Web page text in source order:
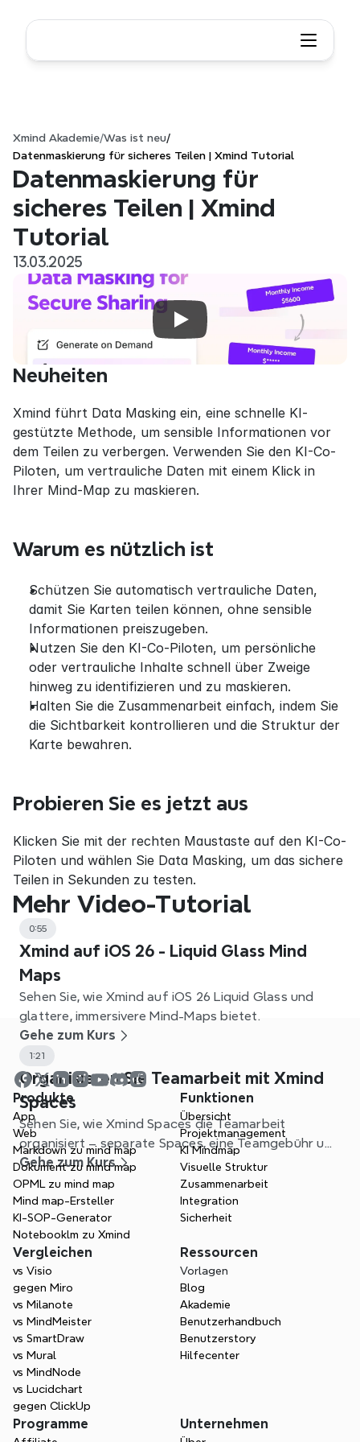
Xmind Akademie/Was ist neu/
Datenmaskierung für sicheres Teilen | Xmind Tutorial
Datenmaskierung für
sicheres Teilen | Xmind
Tutorial
13.03.2025
Neuheiten
Xmind führt Data Masking ein, eine schnelle KI-
gestützte Methode, um sensible Informationen vor
dem Teilen zu verbergen. Verwenden Sie den KI-Co-
Piloten, um vertrauliche Daten mit einem Klick in
Ihrer Mind-Map zu maskieren.
Warum es nützlich ist
Schützen Sie automatisch vertrauliche Daten,
damit Sie Karten teilen können, ohne sensible
Informationen preiszugeben.
Nutzen Sie den KI-Co-Piloten, um persönliche
oder vertrauliche Inhalte schnell über Zweige
hinweg zu identifizieren und zu maskieren.
Halten Sie die Zusammenarbeit einfach, indem Sie
die Sichtbarkeit kontrollieren und die Struktur der
Karte bewahren.
Probieren Sie es jetzt aus
Klicken Sie mit der rechten Maustaste auf den KI-Co-
Piloten und wählen Sie Data Masking, um das sichere
Teilen in Sekunden zu testen.
Mehr Video-Tutorial
0:55
Xmind auf iOS 26 - Liquid Glass Mind
Maps
Sehen Sie, wie Xmind auf iOS 26 Liquid Glass und
glattere, immersivere Mind-Maps bietet.
Gehe zum Kurs
1:21
Organisieren Sie Teamarbeit mit Xmind
Spaces
Sehen Sie, wie Xmind Spaces die Teamarbeit
organisiert – separate Spaces, eine Teamgebühr und
klareres Projektmanagement.
Gehe zum Kurs
Produkte
App
Web
Markdown zu mind map
Dokument zu mind map
OPML zu mind map
Mind map-Ersteller
KI-SOP-Generator
Notebooklm zu Xmind
Funktionen
Übersicht
Projektmanagement
KI Mindmap
Visuelle Struktur
Zusammenarbeit
Integration
Sicherheit
Vergleichen
vs Visio
gegen Miro
vs Milanote
vs MindMeister
vs SmartDraw
vs Mural
vs MindNode
vs Lucidchart
gegen ClickUp
Ressourcen
Vorlagen
Blog
Akademie
Benutzerhandbuch
Benutzerstory
Hilfecenter
Programme Unternehmen